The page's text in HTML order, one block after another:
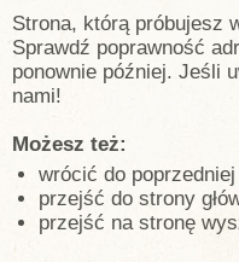
Strona, którą próbujesz
Sprawdź poprawność
ponownie później. Jeśli
nami!
Możesz też:
wrócić do
przejść do strony
przejść na stronę